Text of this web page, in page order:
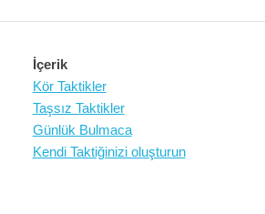
İçerik
Kör Taktikler
Taşsız Taktikler
Günlük Bulmaca
Kendi Taktiğinizi oluşturun